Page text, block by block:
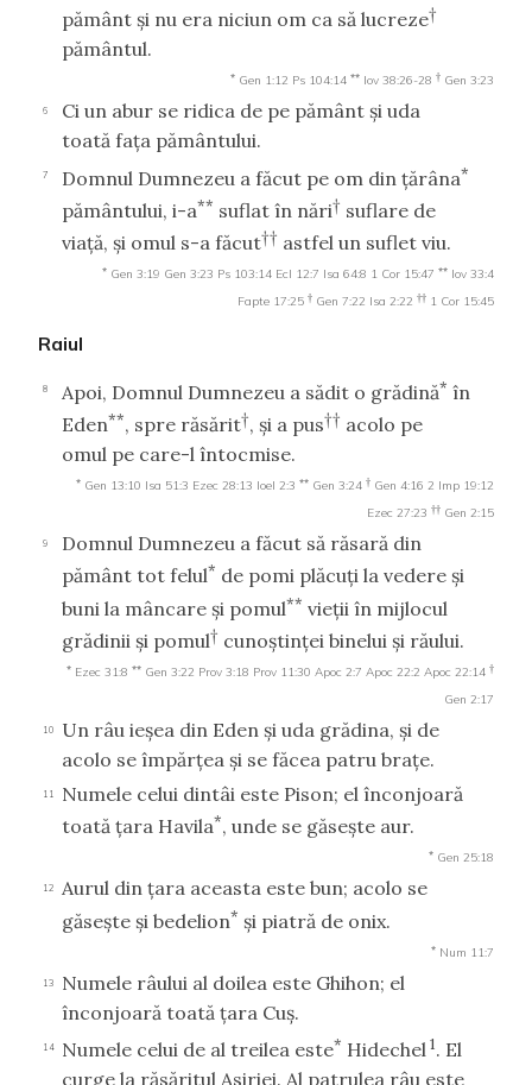
pământ şi nu era niciun om ca să lucreze†
pământul.
* Gen 1:12 Ps 104:14 ** Iov 38:26-28 † Gen 3:23
6
Ci un abur se ridica de pe pământ şi uda
toată faţa pământului.
7 Domnul Dumnezeu a făcut pe om din ţărâna*
pământului, i-a** suflat în nări† suflare de
viaţă, şi omul s-a făcut†† astfel un suflet viu.
* Gen 3:19 Gen 3:23 Ps 103:14 Ecl 12:7 Isa 64:8 1 Cor 15:47 ** Iov 33:4
Fapte 17:25 † Gen 7:22 Isa 2:22 †† 1 Cor 15:45
Raiul
8 Apoi, Domnul Dumnezeu a sădit o grădină* în
Eden**, spre răsărit†, şi a pus†† acolo pe
omul pe care-l întocmise.
* Gen 13:10 Isa 51:3 Ezec 28:13 Ioel 2:3 ** Gen 3:24 † Gen 4:16 2 Imp 19:12
Ezec 27:23 †† Gen 2:15
9
Domnul Dumnezeu a făcut să răsară din
pământ tot felul* de pomi plăcuţi la vedere şi
buni la mâncare şi pomul** vieţii în mijlocul
grădinii şi pomul† cunoştinţei binelui şi răului.
* Ezec 31:8 ** Gen 3:22 Prov 3:18 Prov 11:30 Apoc 2:7 Apoc 22:2 Apoc 22:14 †
Gen 2:17
10
Un râu ieşea din Eden şi uda grădina, şi de
acolo se împărţea şi se făcea patru braţe.
11
Numele celui dintâi este Pison; el înconjoară
toată ţara Havila*, unde se găseşte aur.
* Gen 25:18
12
Aurul din ţara aceasta este bun; acolo se
găseşte şi bedelion* şi piatră de onix.
* Num 11:7
13
Numele râului al doilea este Ghihon; el
înconjoară toată ţara Cuş.
14 Numele celui de al treilea este* Hidechel 1. El
curge la răsăritul Asiriei. Al patrulea râu este